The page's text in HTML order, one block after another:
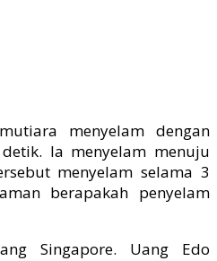
menyelam dengan
Ia menyelam menuju
menyelam selama 3
berapakah penyelam
Singapore. Uang Edo